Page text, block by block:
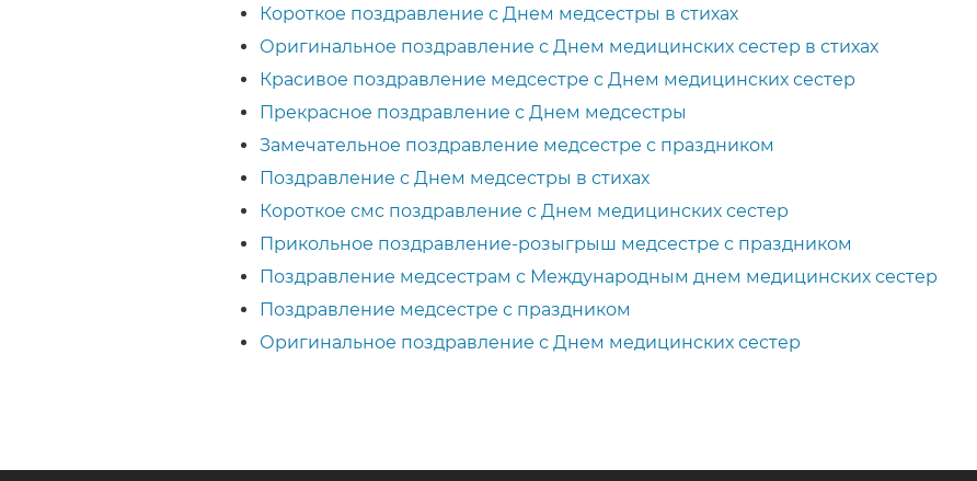
Короткое поздравление с Днем медсестры в стихах
Оригинальное поздравление с Днем медицинских сестер в стихах
Красивое поздравление медсестре с Днем медицинских сестер
Прекрасное поздравление с Днем медсестры
Замечательное поздравление медсестре с праздником
Поздравление с Днем медсестры в стихах
Короткое смс поздравление с Днем медицинских сестер
Прикольное поздравление-розыгрыш медсестре с праздником
Поздравление медсестрам с Международным днем медицинских сестер
Поздравление медсестре с праздником
Оригинальное поздравление с Днем медицинских сестер